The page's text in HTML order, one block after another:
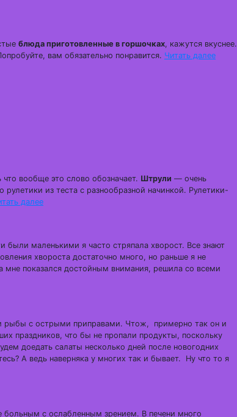
блюда приготовленные в горшочках, кажутся вкуснее.
вам обязательно понравится. Читать далее
вообще это слово обозначает. Штрули — очень
из теста с разнообразной начинкой. Рулетики-
далее
маленькими я часто стряпала хворост. Все знают
хвороста достаточно много, но раньше я не
мне показался достойным внимания, решила со всеми
рыбы с острыми приправами. Чтож, примерно так он и
праздников, что бы не пропали продукты, поскольку
доедать салаты несколько дней после новогодних
А ведь наверняка у многих так и бывает. Ну что то я
больным с ослабленным зрением. В печени много